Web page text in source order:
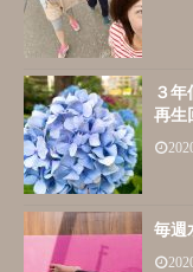
３
再生
毎週